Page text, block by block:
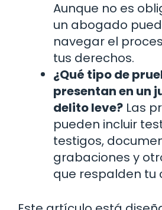
Aunque no es
un abogado
navegar el
tus derechos.
¿Qué tipo de
presentan en un
delito leve? Las
pueden incluir
testigos,
grabaciones y
que respalden tu